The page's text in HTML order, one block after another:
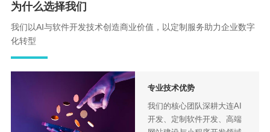
为什么选择我们
我们以AI与软件开发技术创造商业价值，以定制服务助力企业数字
化转型
专业技术优势
我们的核心团队深耕大连AI
开发、定制软件开发、高端